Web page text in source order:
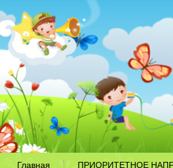
Главная ПРИОРИТЕТНОЕ